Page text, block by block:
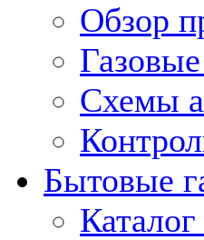
Обзор
Схемы
Бытовые